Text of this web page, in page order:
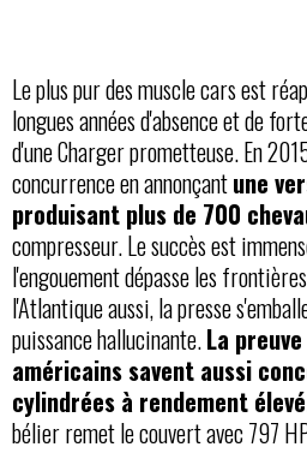
Le plus pur des muscle cars est
longues années d'absence et de
d'une Charger prometteuse. En
concurrence en annonçantune
produisant plus de 700
compresseur. Le succès est
l'engouement dépasse les
l'Atlantique aussi, la presse
puissance hallucinante.La
américains savent aussi
cylindrées à rendement élevé
bélier remet le couvert avec 797